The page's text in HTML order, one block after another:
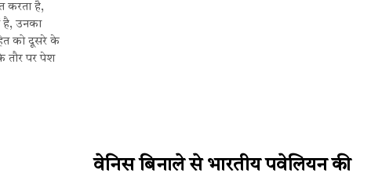
करता है,
है, उनका
को दूसरे के
तौर पर पेश
वेनिस बिनाले से भारतीय पवेलियन की